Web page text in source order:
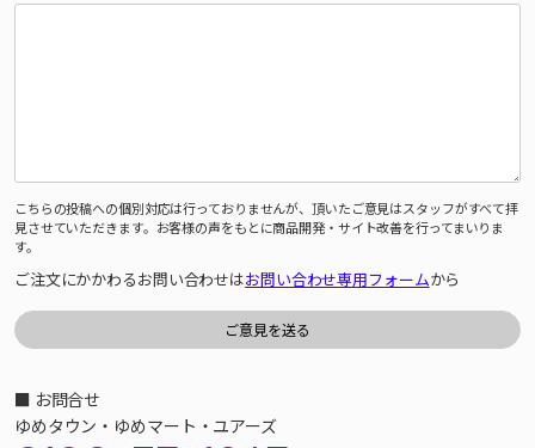
こちらの投稿への個別対応は行っておりませんが、頂いたご意見はスタッフがすべて拝
見させていただきます。お客様の声をもとに商品開発・サイト改善を行ってまいりま
す。
ご注文にかかわるお問い合わせはお問い合わせ専用フォームから
■ お問合せ
ゆめタウン・ゆめマート・ユアーズ